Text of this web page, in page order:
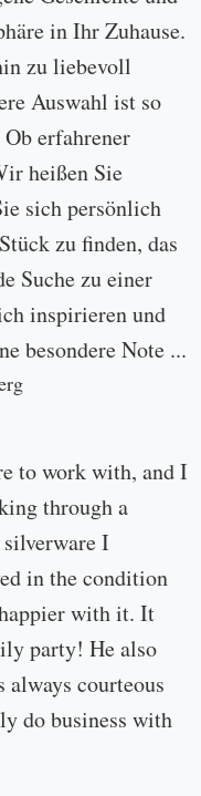
in Ihr Zuhause.
zu liebevoll
Auswahl ist so
erfahrener
heißen Sie
sich persönlich
zu finden, das
Suche zu einer
inspirieren und
besondere Note ...
to work with, and I
through a
I
in the condition
with it. It
party! He also
always courteous
do business with